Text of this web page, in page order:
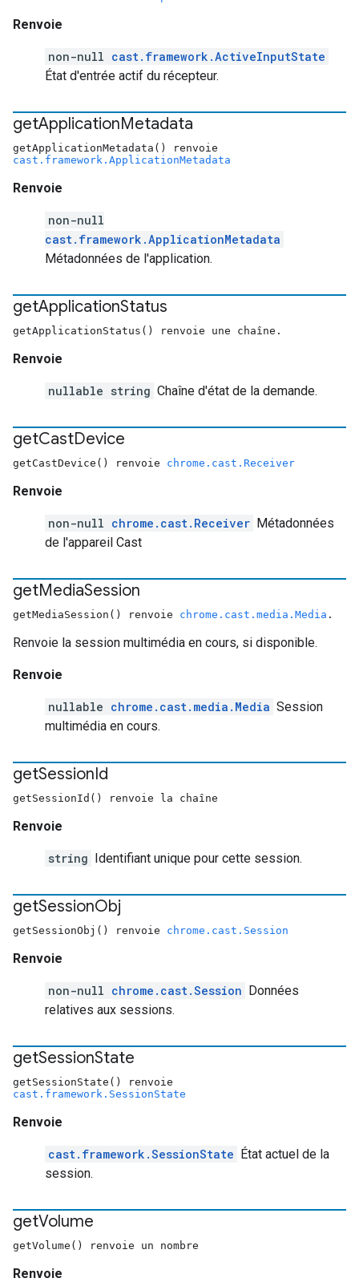
Renvoie
non-null cast.framework.ActiveInputState
État d'entrée actif du récepteur.
getApplicationMetadata
getApplicationMetadata() renvoie
cast.framework.ApplicationMetadata
Renvoie
non-null
cast.framework.ApplicationMetadata
Métadonnées de l'application.
getApplicationStatus
getApplicationStatus() renvoie une chaîne.
Renvoie
nullable string Chaîne d'état de la demande.
getCastDevice
getCastDevice() renvoie chrome.cast.Receiver
Renvoie
non-null chrome.cast.Receiver Métadonnées
de l'appareil Cast
getMediaSession
getMediaSession() renvoie chrome.cast.media.Media .
Renvoie la session multimédia en cours, si disponible.
Renvoie
nullable chrome.cast.media.Media Session
multimédia en cours.
getSessionId
getSessionId() renvoie la chaîne
Renvoie
string Identifiant unique pour cette session.
getSessionObj
getSessionObj() renvoie chrome.cast.Session
Renvoie
non-null chrome.cast.Session Données
relatives aux sessions.
getSessionState
getSessionState() renvoie
cast.framework.SessionState
Renvoie
cast.framework.SessionState État actuel de la
session.
getVolume
getVolume() renvoie un nombre
Renvoie